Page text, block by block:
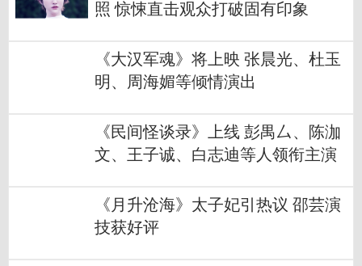
照 惊悚直击观众打破固有印象
《大汉军魂》将上映 张晨光、杜玉
明、周海媚等倾情演出
《民间怪谈录》上线 彭禺厶、陈泇
文、王子诚、白志迪等人领衔主演
《月升沧海》太子妃引热议 邵芸演
技获好评